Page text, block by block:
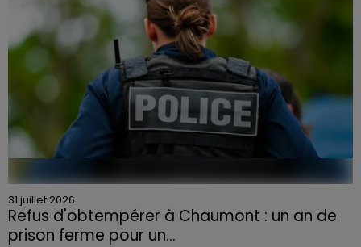
31 juillet 2026
Refus d'obtempérer à Chaumont : un an de
prison ferme pour un...